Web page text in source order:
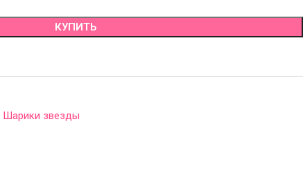
КУПИТЬ
Шарики звезды